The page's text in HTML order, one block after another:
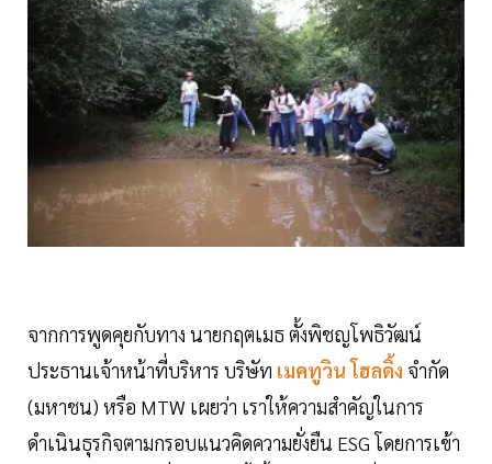
จากการพูดคุยกับทาง นายกฤตเมธ ตั้งพิชญโพธิวัฒน์
ประธานเจ้าหน้าที่บริหาร บริษัท เมคทูวิน โฮลดิ้ง จำกัด
(มหาชน) หรือ MTW เผยว่า เราให้ความสำคัญในการ
ดำเนินธุรกิจตามกรอบแนวคิดความยั่งยืน ESG โดยการเข้า